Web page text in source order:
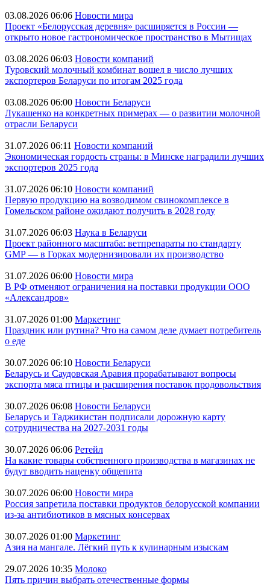
03.08.2026 06:06 Новости мира
Проект «Белорусская деревня» расширяется в России —
открыто новое гастрономическое пространство в Мытищах
03.08.2026 06:03 Новости компаний
Туровский молочный комбинат вошел в число лучших
экспортеров Беларуси по итогам 2025 года
03.08.2026 06:00 Новости Беларуси
Лукашенко на конкретных примерах — о развитии молочной
отрасли Беларуси
31.07.2026 06:11 Новости компаний
Экономическая гордость страны: в Минске наградили лучших
экспортеров 2025 года
31.07.2026 06:10 Новости компаний
Первую продукцию на возводимом свинокомплексе в
Гомельском районе ожидают получить в 2028 году
31.07.2026 06:03 Наука в Беларуси
Проект районного масштаба: ветпрепараты по стандарту
GMP — в Горках модернизировали их производство
31.07.2026 06:00 Новости мира
В РФ отменяют ограничения на поставки продукции ООО
«Александров»
31.07.2026 01:00 Маркетинг
Праздник или рутина? Что на самом деле думает потребитель
о еде
30.07.2026 06:10 Новости Беларуси
Беларусь и Саудовская Аравия прорабатывают вопросы
экспорта мяса птицы и расширения поставок продовольствия
30.07.2026 06:08 Новости Беларуси
Беларусь и Таджикистан подписали дорожную карту
сотрудничества на 2027-2031 годы
30.07.2026 06:06 Ретейл
На какие товары собственного производства в магазинах не
будут вводить наценку общепита
30.07.2026 06:00 Новости мира
Россия запретила поставки продуктов белорусской компании
из-за антибиотиков в мясных консервах
30.07.2026 01:00 Маркетинг
Азия на мангале. Лёгкий путь к кулинарным изыскам
29.07.2026 10:35 Молоко
Пять причин выбрать отечественные формы